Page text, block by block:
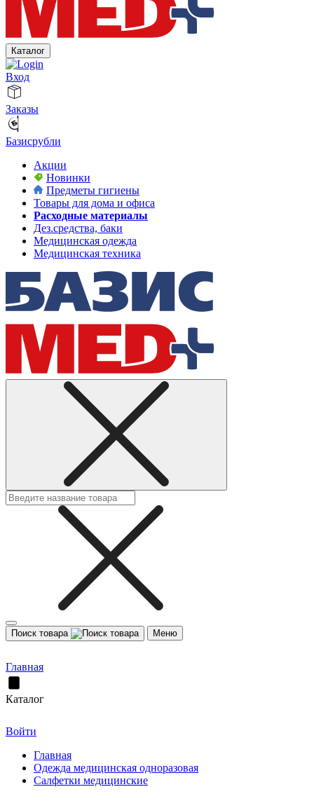
Каталог
Вход
Заказы
Базисрубли
Акции
Новинки
Предметы гигиены
Товары для дома и офиса
Расходные материалы
Дез.средства, баки
Медицинская одежда
Медицинская техника
Поиск товара Меню
Главная
Каталог
Войти
Главная
Одежда медицинская одноразовая
Салфетки медицинские